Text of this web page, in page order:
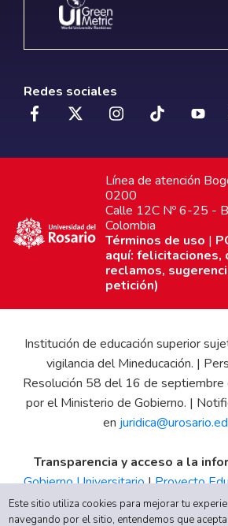
Redes sociales
Línea de atención
0200
Calle 12C Nº 6-25 -
Colombia
Términos de uso |
aquí: felicitaciones,
reclamos,
petición)
Institución de educación superior
vigilancia del Mineducación. |
Resolución 58 del 16 de
por el Ministerio de Gobierno. |
en
Transparencia y acceso a la
Gobierno Universitario|Proyecto
|Informe de Gestión|Boletín
Tributario|Estados Financieros|
Este sitio utiliza cookies para mejorar tu
navegando por el sitio, entendemos que